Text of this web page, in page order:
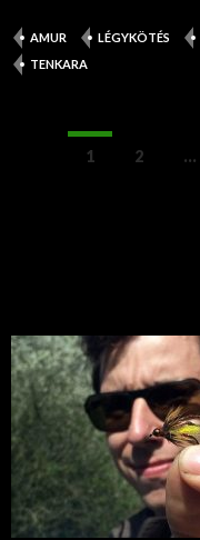
AMUR LÉGYKÖTÉS
TENKARA
1 2 …